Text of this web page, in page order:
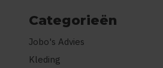
Categorieën
Jobo's Advies
Kleding